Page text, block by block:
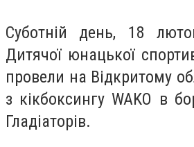
Суботній день, 18
Дитячої юнацької
провели на Відкритому
з кікбоксингу WAKO в
Гладіаторів.